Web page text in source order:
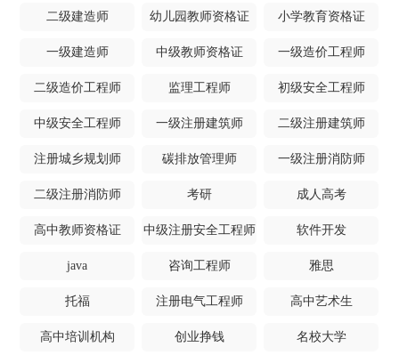
二级建造师 幼儿园教师资格证 小学教育资格证
一级建造师 中级教师资格证 一级造价工程师
二级造价工程师 监理工程师 初级安全工程师
中级安全工程师 一级注册建筑师 二级注册建筑师
注册城乡规划师 碳排放管理师 一级注册消防师
二级注册消防师 考研 成人高考
高中教师资格证 中级注册安全工程师 软件开发
java 咨询工程师 雅思
托福 注册电气工程师 高中艺术生
高中培训机构 创业挣钱 名校大学